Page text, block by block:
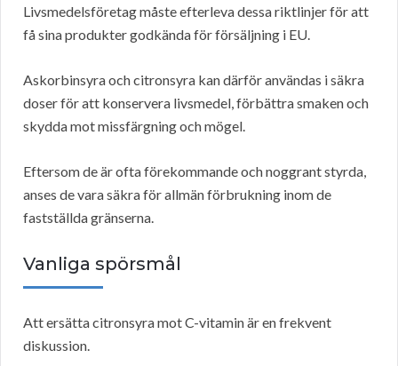
Livsmedelsföretag måste efterleva dessa riktlinjer för att
få sina produkter godkända för försäljning i EU.
Askorbinsyra och citronsyra kan därför användas i säkra
doser för att konservera livsmedel, förbättra smaken och
skydda mot missfärgning och mögel.
Eftersom de är ofta förekommande och noggrant styrda,
anses de vara säkra för allmän förbrukning inom de
fastställda gränserna.
Vanliga spörsmål
Att ersätta citronsyra mot C-vitamin är en frekvent
diskussion.